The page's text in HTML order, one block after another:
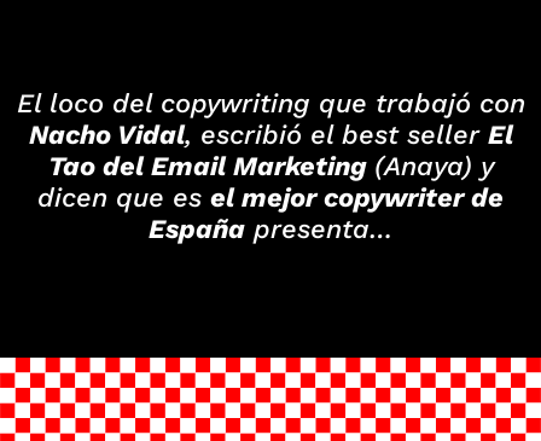
El loco del copywriting que trabajó con
Nacho Vidal, escribió el best seller El
Tao del Email Marketing (Anaya) y
dicen que es el mejor copywriter de
España presenta…